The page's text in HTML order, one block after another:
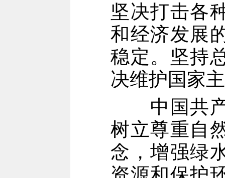
坚决打击各
和经济发展
稳定。坚持
决维护国家
中国共产
树立尊重自
念，增强绿